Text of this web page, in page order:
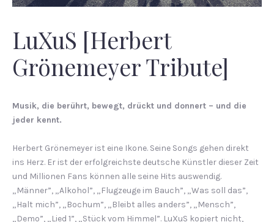
LuXuS [Herbert
Grönemeyer Tribute]
Musik, die berührt, bewegt, drückt und donnert – und die
jeder kennt.
Herbert Grönemeyer ist eine Ikone. Seine Songs gehen direkt
ins Herz. Er ist der erfolgreichste deutsche Künstler dieser Zeit
und Millionen Fans können alle seine Hits auswendig.
„Männer”, „Alkohol”, „Flugzeuge im Bauch”, „Was soll das”,
„Halt mich”, „Bochum”, „Bleibt alles anders”, „Mensch”,
„Demo”, „Lied 1”, „Stück vom Himmel”. LuXuS kopiert nicht,